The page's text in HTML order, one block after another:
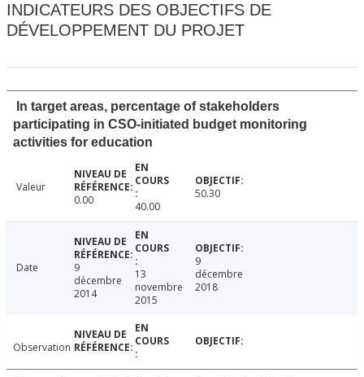
INDICATEURS DES OBJECTIFS DE
DÉVELOPPEMENT DU PROJET
In target areas, percentage of stakeholders
participating in CSO-initiated budget monitoring
activities for education
Valeur
0.00
40.00
50.30
Date
9
décembre
2014
13
novembre
2015
9
décembre
2018
Observation